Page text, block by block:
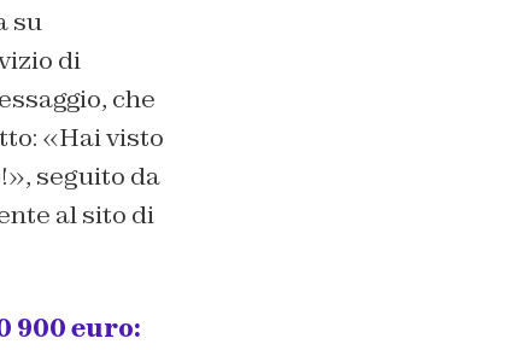
su
di
che
«Hai visto
seguito da
al sito di
900 euro: